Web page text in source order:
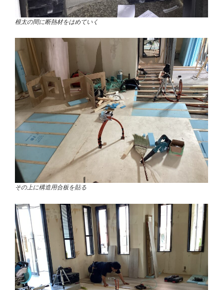
根太の間に断熱材をはめていく
その上に構造用合板を貼る